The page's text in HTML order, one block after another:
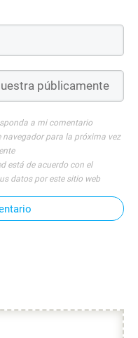
a mi comentario
navegador para la próxima vez
está de acuerdo con el
datos por este sitio web